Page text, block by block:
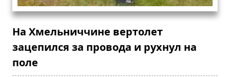
На Хмельниччине вертолет
зацепился за провода и рухнул на
поле